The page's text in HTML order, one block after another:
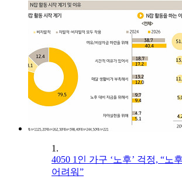
1.
4050 1인 가구 ‘노후’ 걱정, “노
어려워”